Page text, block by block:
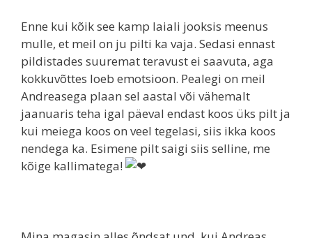
Enne kui kõik see kamp laiali jooksis meenus
mulle, et meil on ju pilti ka vaja. Sedasi ennast
pildistades suuremat teravust ei saavuta, aga
kokkuvõttes loeb emotsioon. Pealegi on meil
Andreasega plaan sel aastal või vähemalt
jaanuaris teha igal päeval endast koos üks pilt ja
kui meiega koos on veel tegelasi, siis ikka koos
nendega ka. Esimene pilt saigi siis selline, me
kõige kallimatega!